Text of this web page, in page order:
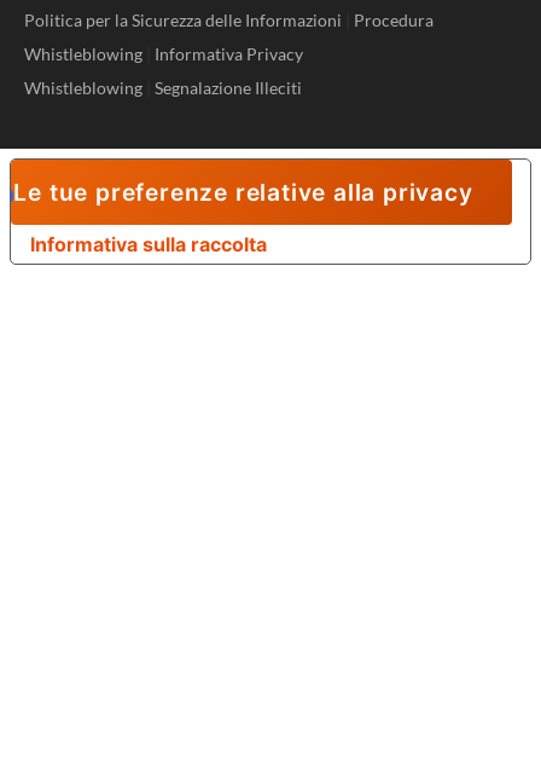
Politica per la Sicurezza delle Informazioni
Procedura
Whistleblowing
Informativa Privacy
Whistleblowing Segnalazione Illeciti
Informativa sulla raccolta
Le tue preferenze relative alla privacy